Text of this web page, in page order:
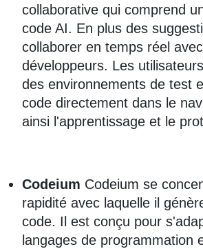
collaborative qui comprend
code AI. En plus des
collaborer en temps réel
développeurs. Les
des environnements de test
code directement dans le
ainsi l'apprentissage et le
Codeium Codeium se
rapidité avec laquelle il
code. Il est conçu pour
langages de programmation